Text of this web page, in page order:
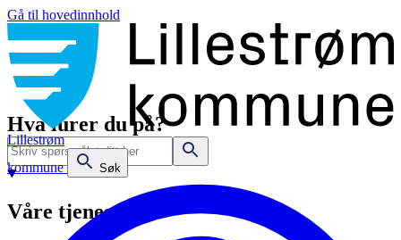
Gå til hovedinnhold
Lillestrøm
kommune
Søk
Hva lurer du på?
Våre tjenester